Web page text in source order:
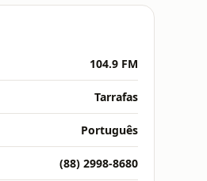
104.9 FM
Tarrafas
Português
(88) 2998-8680